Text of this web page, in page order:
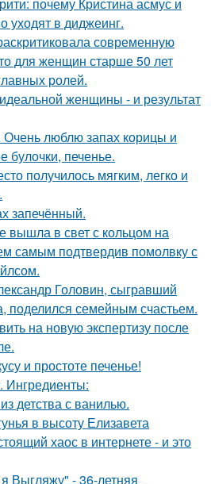
уходят в диджеинг.
современную
для женщин старше 50 лет
ролей.
женщины - и результат
люблю запах корицы и
булочки, печенье.
получилось мягким, легко и
запечённый.
вышла в свет с кольцом на
самым подтвердив помолвку с
Головин, сыгравший
поделился семейным счастьем.
на новую экспертизу после
и простоте печенье!
Ингредиенты:
детства с ванилью.
в высоту Елизавета
хаос в интернете - и это
Выгляжу" - 36-летняя